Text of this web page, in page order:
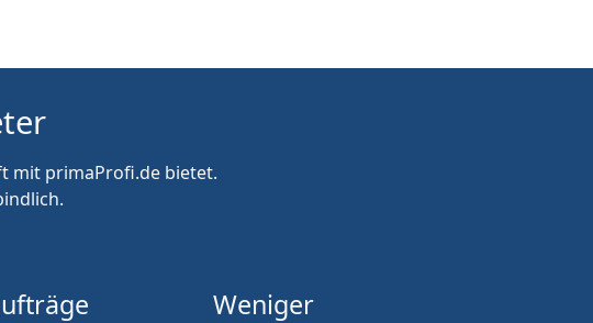
mit primaProfi.de bietet.
Weniger